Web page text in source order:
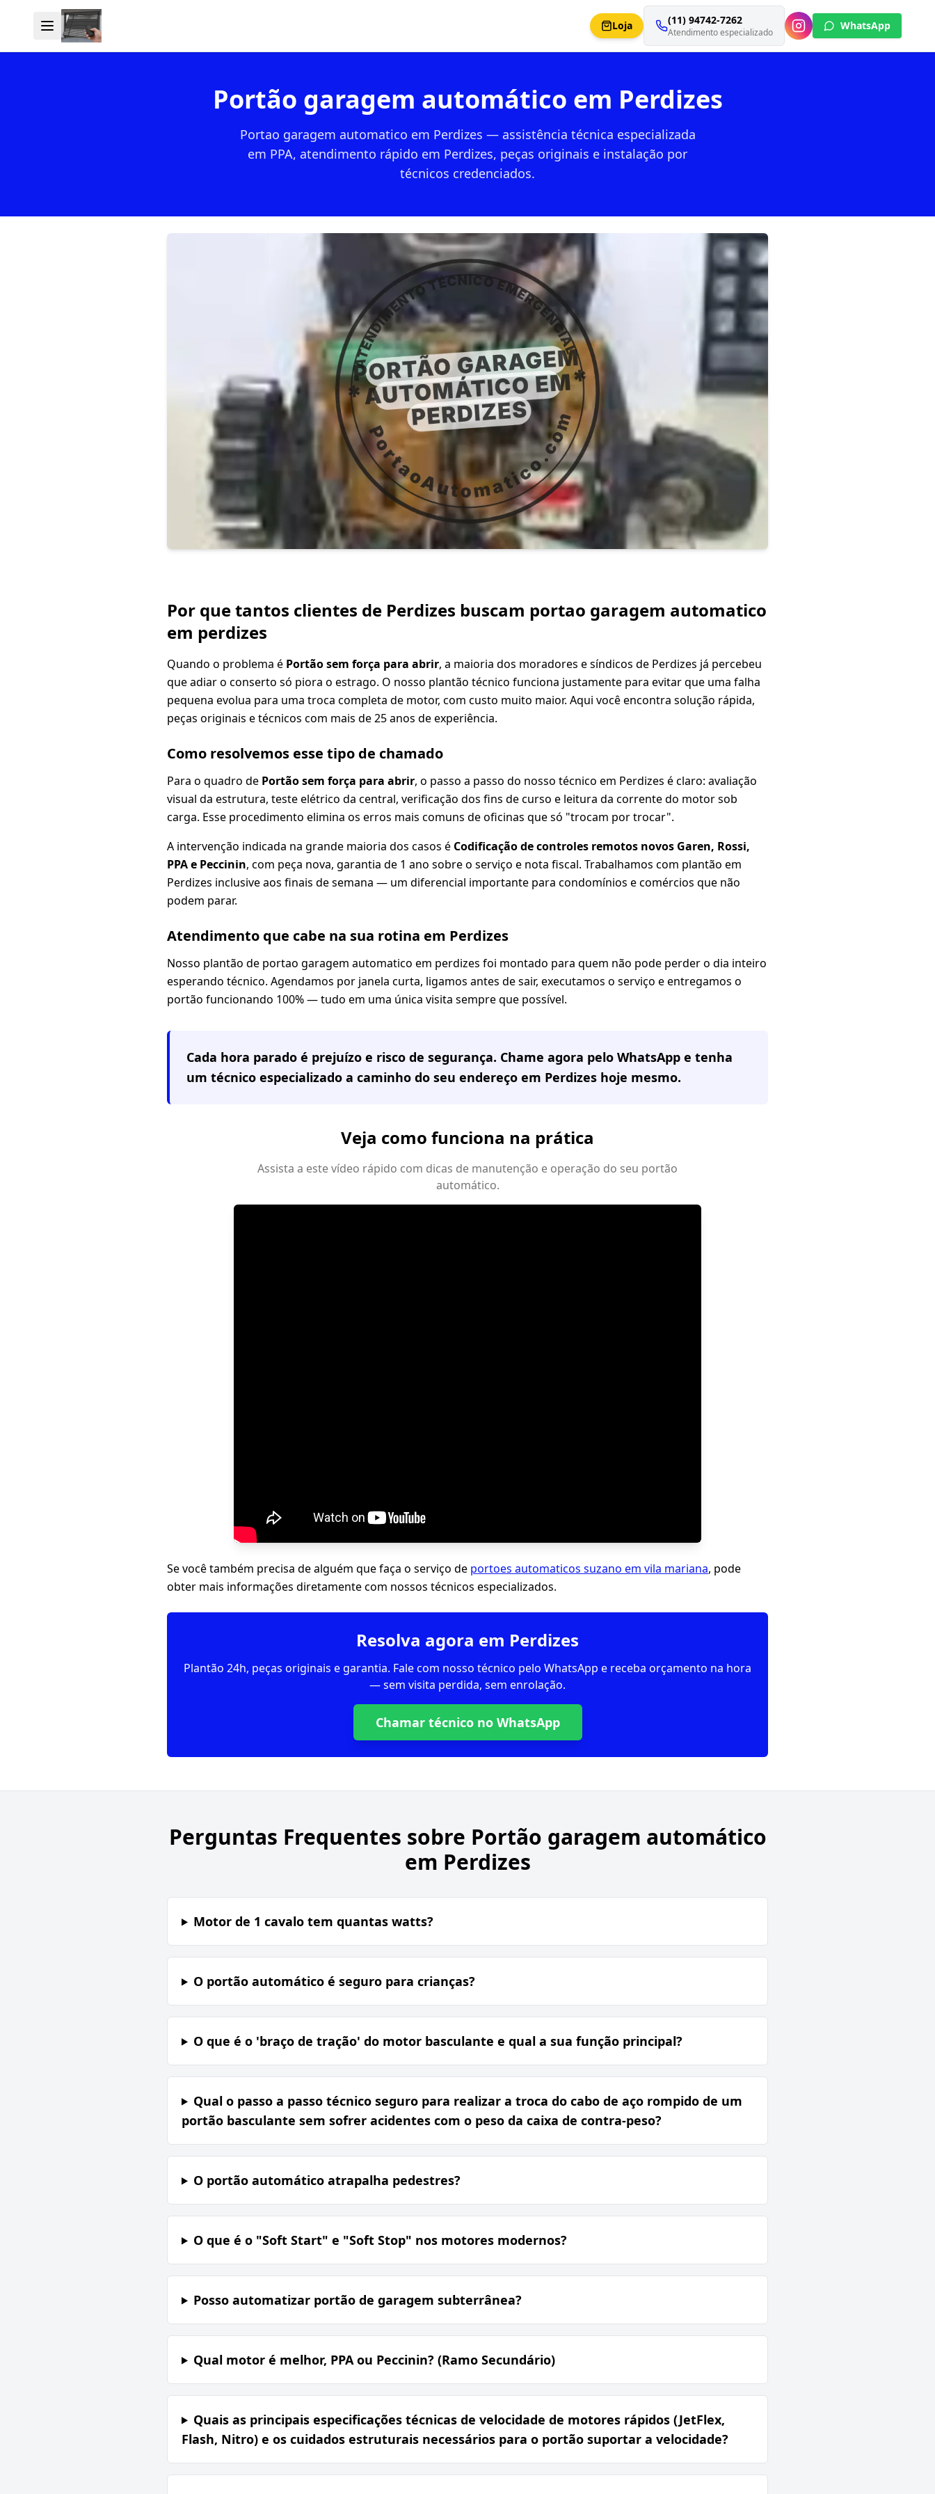
Loja (11) 94742-7262
Atendimento especializado
WhatsApp
Portão garagem automático em Perdizes
Portao garagem automatico em Perdizes — assistência técnica especializada
em PPA, atendimento rápido em Perdizes, peças originais e instalação por
técnicos credenciados.
Por que tantos clientes de Perdizes buscam portao garagem automatico
em perdizes
Quando o problema é Portão sem força para abrir, a maioria dos moradores e síndicos de Perdizes já percebeu
que adiar o conserto só piora o estrago. O nosso plantão técnico funciona justamente para evitar que uma falha
pequena evolua para uma troca completa de motor, com custo muito maior. Aqui você encontra solução rápida,
peças originais e técnicos com mais de 25 anos de experiência.
Como resolvemos esse tipo de chamado
Para o quadro de Portão sem força para abrir, o passo a passo do nosso técnico em Perdizes é claro: avaliação
visual da estrutura, teste elétrico da central, verificação dos fins de curso e leitura da corrente do motor sob
carga. Esse procedimento elimina os erros mais comuns de oficinas que só "trocam por trocar".
A intervenção indicada na grande maioria dos casos é Codificação de controles remotos novos Garen, Rossi,
PPA e Peccinin, com peça nova, garantia de 1 ano sobre o serviço e nota fiscal. Trabalhamos com plantão em
Perdizes inclusive aos finais de semana — um diferencial importante para condomínios e comércios que não
podem parar.
Atendimento que cabe na sua rotina em Perdizes
Nosso plantão de portao garagem automatico em perdizes foi montado para quem não pode perder o dia inteiro
esperando técnico. Agendamos por janela curta, ligamos antes de sair, executamos o serviço e entregamos o
portão funcionando 100% — tudo em uma única visita sempre que possível.
Cada hora parado é prejuízo e risco de segurança. Chame agora pelo WhatsApp e tenha
um técnico especializado a caminho do seu endereço em Perdizes hoje mesmo.
Veja como funciona na prática
Assista a este vídeo rápido com dicas de manutenção e operação do seu portão
automático.
Se você também precisa de alguém que faça o serviço de portoes automaticos suzano em vila mariana, pode
obter mais informações diretamente com nossos técnicos especializados.
Resolva agora em Perdizes
Plantão 24h, peças originais e garantia. Fale com nosso técnico pelo WhatsApp e receba orçamento na hora
— sem visita perdida, sem enrolação.
Chamar técnico no WhatsApp
Perguntas Frequentes sobre Portão garagem automático
em Perdizes
Motor de 1 cavalo tem quantas watts?
O portão automático é seguro para crianças?
O que é o 'braço de tração' do motor basculante e qual a sua função principal?
Qual o passo a passo técnico seguro para realizar a troca do cabo de aço rompido de um
portão basculante sem sofrer acidentes com o peso da caixa de contra-peso?
O portão automático atrapalha pedestres?
O que é o "Soft Start" e "Soft Stop" nos motores modernos?
Posso automatizar portão de garagem subterrânea?
Qual motor é melhor, PPA ou Peccinin? (Ramo Secundário)
Quais as principais especificações técnicas de velocidade de motores rápidos (JetFlex,
Flash, Nitro) e os cuidados estruturais necessários para o portão suportar a velocidade?